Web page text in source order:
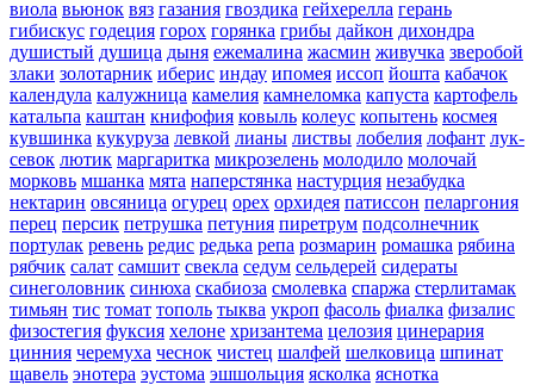
виола вьюнок вяз газания гвоздика гейхерелла герань
гибискус годеция горох горянка грибы дайкон дихондра
душистый душица дыня ежемалина жасмин живучка зверобой
злаки золотарник иберис индау ипомея иссоп йошта кабачок
календула калужница камелия камнеломка капуста картофель
катальпа каштан книфофия ковыль колеус копытень космея
кувшинка кукуруза левкой лианы листвы лобелия лофант лук-
севок лютик маргаритка микрозелень молодило молочай
морковь мшанка мята наперстянка настурция незабудка
нектарин овсяница огурец орех орхидея патиссон пеларгония
перец персик петрушка петуния пиретрум подсолнечник
портулак ревень редис редька репа розмарин ромашка рябина
рябчик салат самшит свекла седум сельдерей сидераты
синеголовник синюха скабиоза смолевка спаржа стерлитамак
тимьян тис томат тополь тыква укроп фасоль фиалка физалис
физостегия фуксия хелоне хризантема целозия цинерария
цинния черемуха чеснок чистец шалфей шелковица шпинат
щавель энотера эустома эшшольция ясколка яснотка